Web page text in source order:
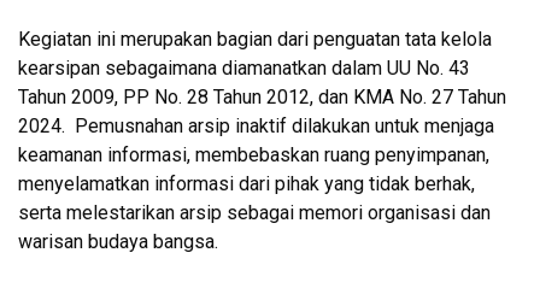
Kegiatan ini merupakan bagian dari penguatan tata kelola
kearsipan sebagaimana diamanatkan dalam UU No. 43
Tahun 2009, PP No. 28 Tahun 2012, dan KMA No. 27 Tahun
2024. Pemusnahan arsip inaktif dilakukan untuk menjaga
keamanan informasi, membebaskan ruang penyimpanan,
menyelamatkan informasi dari pihak yang tidak berhak,
serta melestarikan arsip sebagai memori organisasi dan
warisan budaya bangsa.